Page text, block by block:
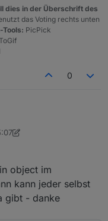
dies in der Überschrift des
das Voting rechts unten
Tools: PicPick
0
Widgets verwendet
object im
kann jeder selbst
gibt - danke